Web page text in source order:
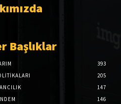
Başlıklar
393
205
147
146